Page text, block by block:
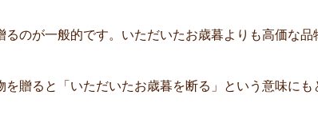
のが一般的です。いただいたお歳暮よりも高価な品
贈ると「いただいたお歳暮を断る」という意味にも